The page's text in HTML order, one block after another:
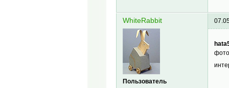
WhiteRabbit
Пользователь